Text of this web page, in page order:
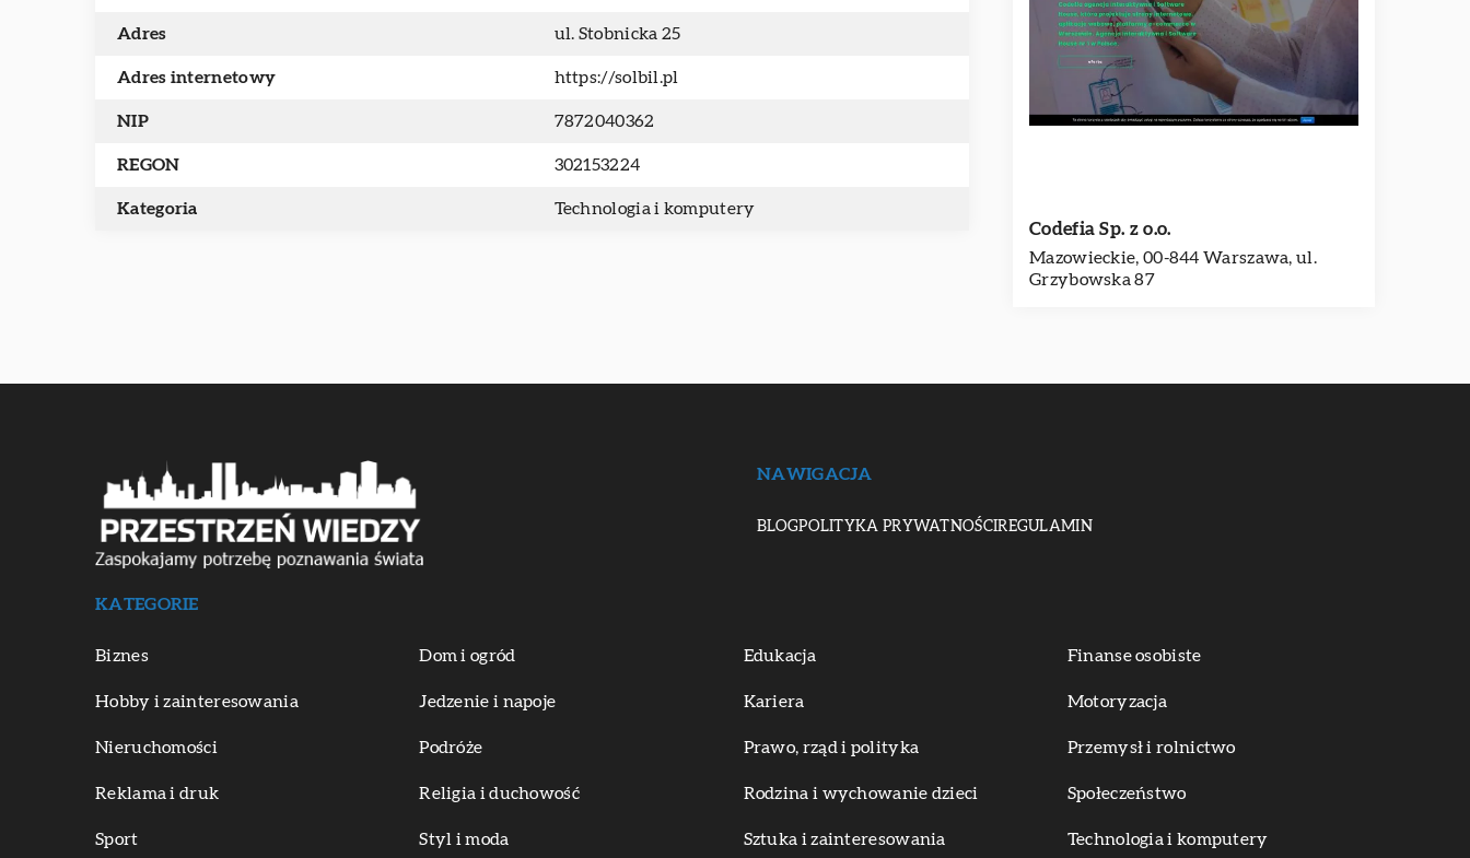
Adres ul. Stobnicka 25
Adres internetowy https://solbil.pl
NIP 7872040362
REGON 302153224
Kategoria Technologia i komputery
Codefia Sp. z o.o.
Mazowieckie, 00-844 Warszawa, ul.
Grzybowska 87
NAWIGACJA
BLOGPOLITYKA PRYWATNOŚCIREGULAMIN
KATEGORIE
Biznes Dom i ogród Edukacja Finanse osobiste
Hobby i zainteresowania Jedzenie i napoje Kariera Motoryzacja
Nieruchomości Podróże Prawo, rząd i polityka Przemysł i rolnictwo
Reklama i druk Religia i duchowość Rodzina i wychowanie dzieci Społeczeństwo
Sport Styl i moda Sztuka i zainteresowania Technologia i komputery